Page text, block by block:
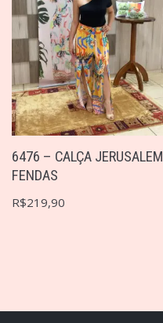
6476 – CALÇA JERUSALEM
FENDAS
R$219,90